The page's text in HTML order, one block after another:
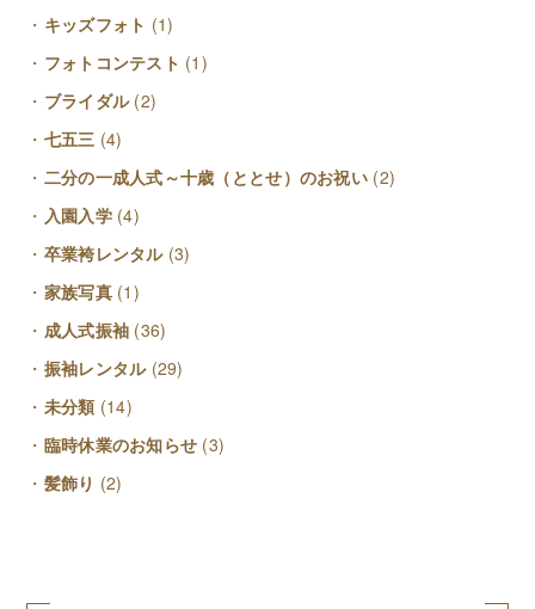
キッズフォト (1)
フォトコンテスト (1)
ブライダル(2)
七五三 (4)
二分の一成人式～十歳（ととせ）のお祝い (2)
入園入学(4)
卒業袴レンタル(3)
家族写真(1)
成人式振袖 (36)
振袖レンタル(29)
未分類 (14)
臨時休業のお知らせ (3)
髪飾り (2)